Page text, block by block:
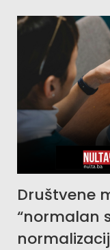
Društvene
“normalan